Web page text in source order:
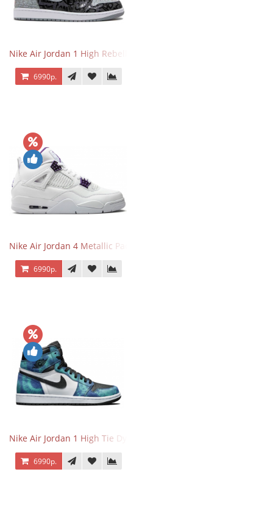
Nike Air Jordan 1 High Rebellionaire
6990р.
Nike Air Jordan 4 Metallic Pack Purple
6990р.
Nike Air Jordan 1 High Tie Dye
6990р.